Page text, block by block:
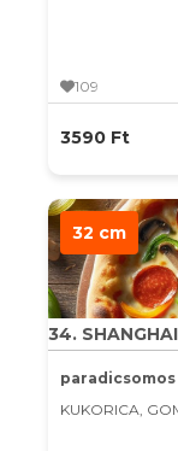
109
3590 Ft
32 cm
34. SHANGHAI
KUKORICA,